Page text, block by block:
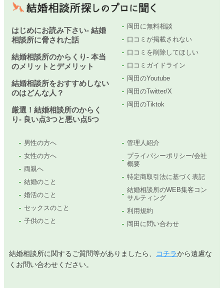
はじめにお読み下さい- 結婚
相談所に脅された話
結婚相談所のからくり- 本当
のメリットとデメリット
結婚相談所をおすすめしない
のはどんな人？
厳選！結婚相談所のからく
り- 良い点3つと悪い点5つ
岡田に無料相談
口コミが掲載されない
口コミを削除してほしい
口コミガイドライン
岡田のYoutube
岡田のTwitter/X
岡田のTiktok
男性の方へ
女性の方へ
両親へ
結婚のこと
婚活のこと
セックスのこと
子供のこと
管理人紹介
プライバシーポリシー/会社
概要
特定商取引法に基づく表記
結婚相談所のWEB集客コン
サルティング
利用規約
岡田に問い合わせ
結婚相談所に関するご質問等がありましたら、 コチラから遠慮な
くお問い合わせください。